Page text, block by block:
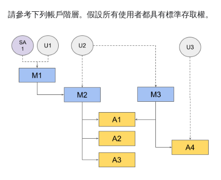
請參考下列帳戶階層。假設所有使用者都具有標準存取權。